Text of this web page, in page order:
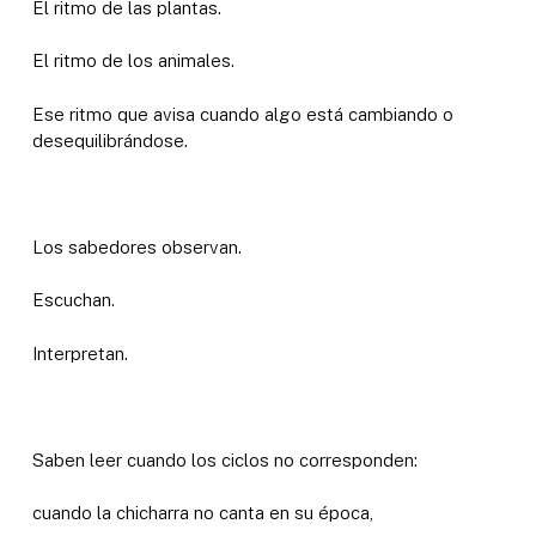
El ritmo de las plantas.
El ritmo de los animales.
Ese ritmo que avisa cuando algo está cambiando o
desequilibrándose.
Los sabedores observan.
Escuchan.
Interpretan.
Saben leer cuando los ciclos no corresponden:
cuando la chicharra no canta en su época,